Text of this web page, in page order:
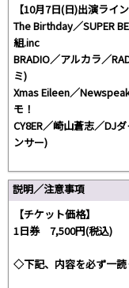
【10月7日(日)出演ライ
The Birthday／SUPER
組.inc
BRADIO／アルカラ／
ミ)
Xmas Eileen／
モ！
CY8ER／崎山蒼志／DJ
ンサー)
説明／注意事項
【チケット価格】
1日券 7,500円(税込)
◇下記、内容を必ず一読